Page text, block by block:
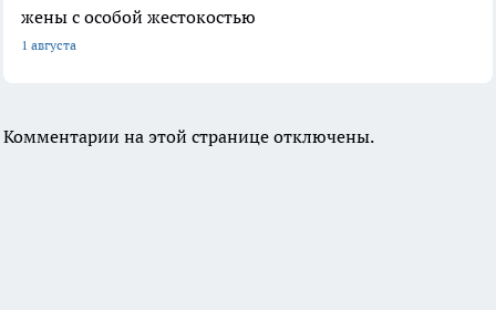
жены с особой жестокостью
1 августа
Комментарии на этой странице отключены.